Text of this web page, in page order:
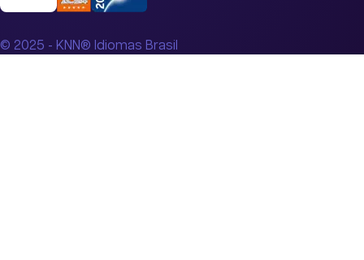
© 2025 - KNN® Idiomas Brasil